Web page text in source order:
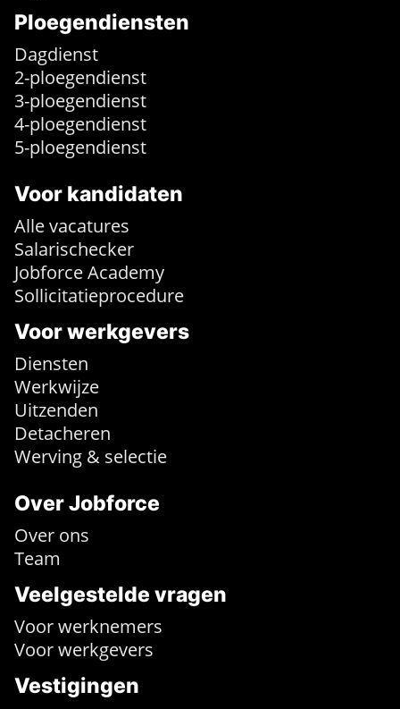
Ploegendiensten
Dagdienst
2-ploegendienst
3-ploegendienst
4-ploegendienst
5-ploegendienst
Voor kandidaten
Alle vacatures
Salarischecker
Jobforce Academy
Sollicitatieprocedure
Voor werkgevers
Diensten
Werkwijze
Uitzenden
Detacheren
Werving & selectie
Over Jobforce
Over ons
Team
Veelgestelde vragen
Voor werknemers
Voor werkgevers
Vestigingen